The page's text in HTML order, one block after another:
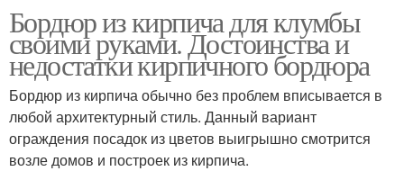
Бордюр из кирпича для клумбы
своими руками. Достоинства и
недостатки кирпичного бордюра
Бордюр из кирпича обычно без проблем вписывается в
любой архитектурный стиль. Данный вариант
ограждения посадок из цветов выигрышно смотрится
возле домов и построек из кирпича.